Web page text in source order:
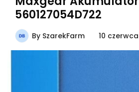
560127054D722
By SzarekFarm 10